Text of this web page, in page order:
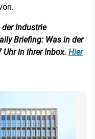
Industrie
Briefing: Was in der
in ihrer Inbox. Hier